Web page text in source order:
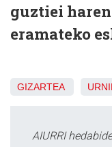
guztiei
eramateko
GIZARTEA
AIURRI